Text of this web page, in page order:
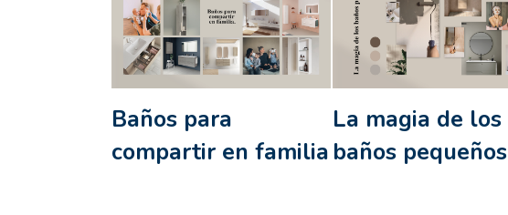
Baños para
compartir en familia
La magia de los
baños pequeños